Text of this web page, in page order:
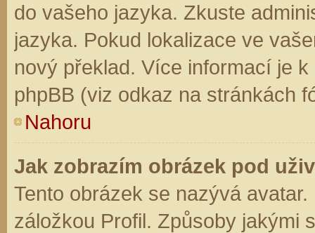
do vašeho jazyka. Zkuste
jazyka. Pokud lokalizace ve
nový překlad. Více informací je
phpBB (viz odkaz na stránkách
Nahoru
Jak zobrazím obrázek pod
Tento obrázek se nazývá
záložkou Profil. Způsoby jakými